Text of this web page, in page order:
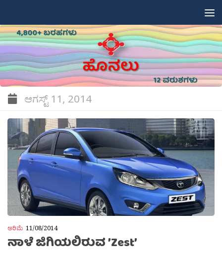
ಆಗಸ್ಟ್ 11, 2014
ಅರಿಮೆ 11/08/2014
ನಾಳೆ ಜಿಗಿಯಲಿರುವ ’Zest’